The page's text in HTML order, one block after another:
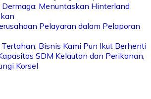
Dermaga: Menuntaskan Hinterland
Pelayaran dalam Pelaporan
Bisnis Kami Pun Ikut Berhenti
SDM Kelautan dan Perikanan,
Korsel